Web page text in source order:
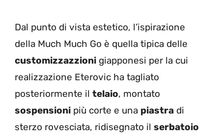
Dal punto di vista estetico, l’ispirazione
della Much Much Go è quella tipica delle
customizzazzioni giapponesi per la cui
realizzazione Eterovic ha tagliato
posteriormente il telaio, montato
sospensioni più corte e una piastra di
sterzo rovesciata, ridisegnato il serbatoio